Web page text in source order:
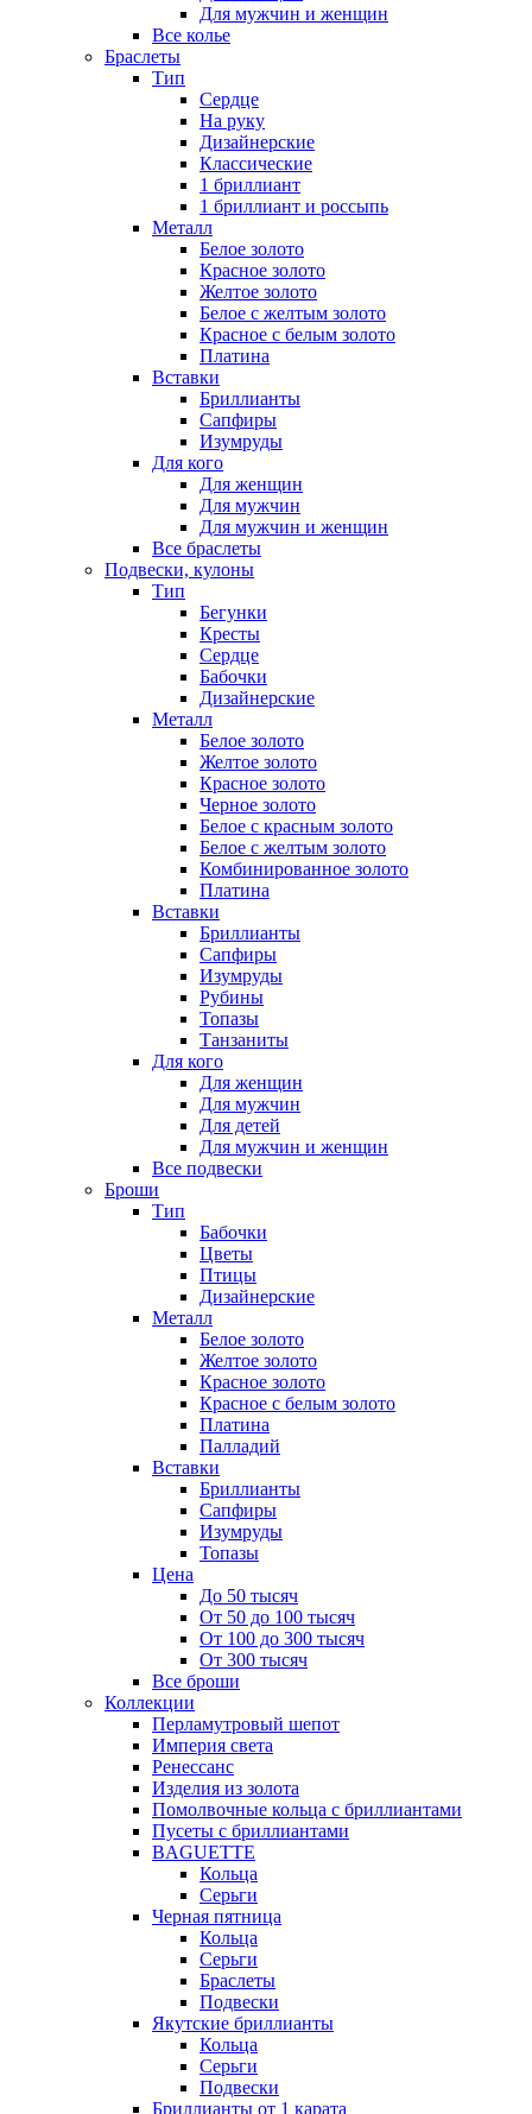
Для мужчин и женщин
Все колье
Браслеты
Тип
Сердце
На руку
Дизайнерские
Классические
1 бриллиант
1 бриллиант и россыпь
Металл
Белое золото
Красное золото
Желтое золото
Белое с желтым золото
Красное с белым золото
Платина
Вставки
Бриллианты
Сапфиры
Изумруды
Для кого
Для женщин
Для мужчин
Для мужчин и женщин
Все браслеты
Подвески, кулоны
Тип
Бегунки
Кресты
Сердце
Бабочки
Дизайнерские
Металл
Белое золото
Желтое золото
Красное золото
Черное золото
Белое с красным золото
Белое с желтым золото
Комбинированное золото
Платина
Вставки
Бриллианты
Сапфиры
Изумруды
Рубины
Топазы
Танзаниты
Для кого
Для женщин
Для мужчин
Для детей
Для мужчин и женщин
Все подвески
Броши
Тип
Бабочки
Цветы
Птицы
Дизайнерские
Металл
Белое золото
Желтое золото
Красное золото
Красное с белым золото
Платина
Палладий
Вставки
Бриллианты
Сапфиры
Изумруды
Топазы
Цена
До 50 тысяч
От 50 до 100 тысяч
От 100 до 300 тысяч
От 300 тысяч
Все броши
Коллекции
Перламутровый шепот
Империя света
Ренессанс
Изделия из золота
Помолвочные кольца с бриллиантами
Пусеты с бриллиантами
BAGUETTE
Кольца
Серьги
Черная пятница
Кольца
Серьги
Браслеты
Подвески
Якутские бриллианты
Кольца
Серьги
Подвески
Бриллианты от 1 карата